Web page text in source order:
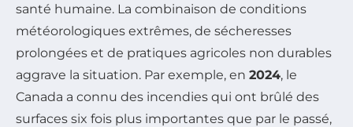
santé humaine. La combinaison de conditions
météorologiques extrêmes, de sécheresses
prolongées et de pratiques agricoles non durables
aggrave la situation. Par exemple, en 2024, le
Canada a connu des incendies qui ont brûlé des
surfaces six fois plus importantes que par le passé,